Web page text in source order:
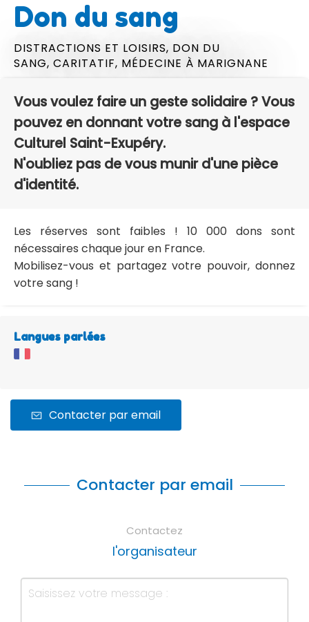
Don du sang
DISTRACTIONS ET LOISIRS, DON DU
SANG, CARITATIF, MÉDECINE À MARIGNANE
Vous voulez faire un geste solidaire ? Vous
pouvez en donnant votre sang à l'espace
Culturel Saint-Exupéry.
N'oubliez pas de vous munir d'une pièce
d'identité.
Les réserves sont faibles ! 10 000 dons sont
nécessaires chaque jour en France.
Mobilisez-vous et partagez votre pouvoir, donnez
votre sang !
Langues parlées
Contacter par email
Contacter par email
Contactez
l'organisateur